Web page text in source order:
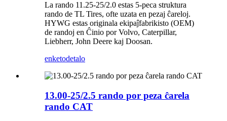
La rando 11.25-25/2.0 estas 5-peca struktura
rando de TL Tires, ofte uzata en pezaj ĉareloj.
HYWG estas originala ekipaĵfabrikisto (OEM)
de randoj en Ĉinio por Volvo, Caterpillar,
Liebherr, John Deere kaj Doosan.
enketodetalo
13.00-25/2.5 rando por peza ĉarela
rando CAT